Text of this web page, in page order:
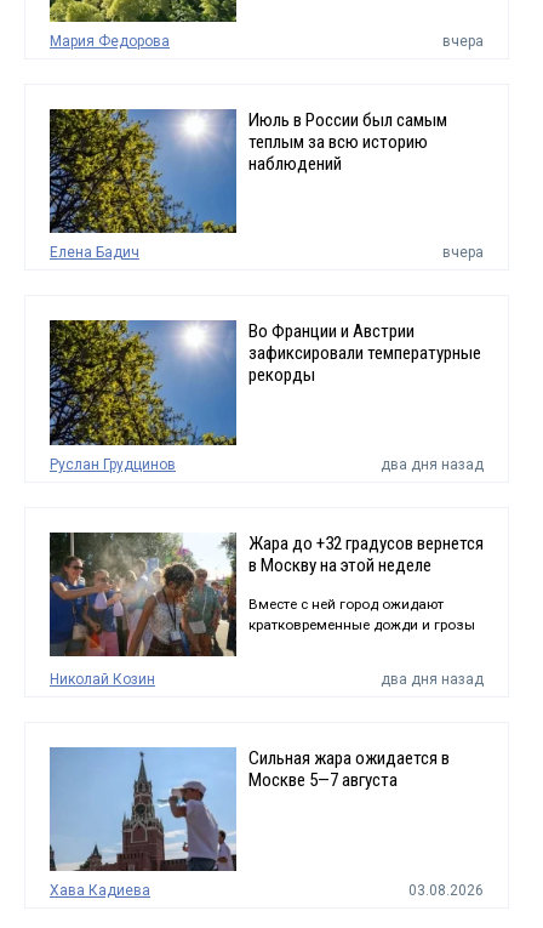
Мария Федорова вчера
Июль в России был самым
теплым за всю историю
наблюдений
Елена Бадич вчера
Во Франции и Австрии
зафиксировали температурные
рекорды
Руслан Грудцинов два дня назад
Жара до +32 градусов вернется
в Москву на этой неделе
Вместе с ней город ожидают
кратковременные дожди и грозы
Николай Козин два дня назад
Сильная жара ожидается в
Москве 5—7 августа
Хава Кадиева 03.08.2026